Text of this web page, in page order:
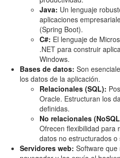
Java: Un lenguaje
aplicaciones
(Spring Boot).
C#: El lenguaje de
.NET para construir
Windows.
Bases de datos: Son
los datos de la aplicación.
Relacionales (SQL):
Oracle. Estructuran los
definidas.
No relacionales
Ofrecen flexibilidad para
datos no estructurados
Servidores web: Software que